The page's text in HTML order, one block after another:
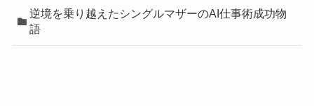
逆境を乗り越えたシングルマザーのAI仕事術成功物
語